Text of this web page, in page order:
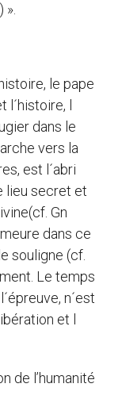
le pape
l
dans le
vers la
est l´abri
lieu secret et
Gn
dans ce
souligne (cf.
Le temps
n´est
et l
de l’humanité